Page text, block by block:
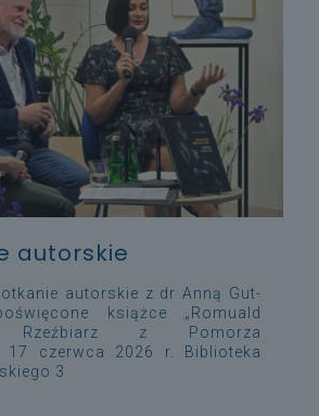
autorskie
autorskie z dr Anną Gut-
książce „Romuald
Rzeźbiarz z Pomorza
17 czerwca 2026 r. Biblioteka
3